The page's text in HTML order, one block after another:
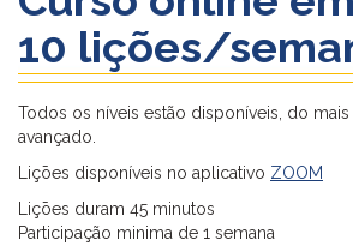
10 lições/
Todos os níveis estão disponíveis, do mais
avançado.
Liçōes disponíveis no aplicativo ZOOM
Liçōes duram 45 minutos
Participação minima de 1 semana